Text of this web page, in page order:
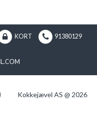
KORT 91380129
Kokkejævel AS @ 2026